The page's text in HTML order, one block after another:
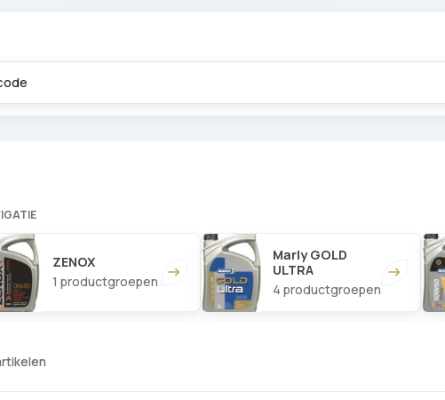
ZENOX
1 productgroepen
Marly GOLD
ULTRA
4 productgroepen